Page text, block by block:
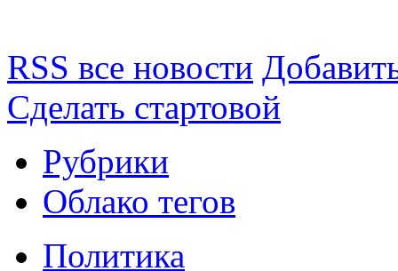
RSS все новости
Сделать стартовой
Рубрики
Облако тегов
Политика